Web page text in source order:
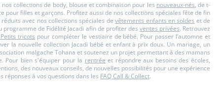
collections de body, blouse et combinaison pour les nouveaux-nés, de t-
pour filles et garçons. Profitez aussi de nos collections spéciales fête de fin
avec nos collections spéciales devêtements enfants en soldes et de
de Fidélité Jacadi afin de profiter des ventes privées. Retrouvez
tricots pour compléter le vestiaire de bébé. Pour passer l’automne et
la nouvelle collection Jacadi bébé et enfant à prix doux. Un mariage, un
malgache Tohana et soutenez un projet permettant à des mamans
Pour bien s'équiper pour la rentrée et répondre aux besoins des écoles,
des nouveaux conseils, de nouvelles possibilités pour une expérience
réponses à vos questions dans les FAQ Call & Collect.